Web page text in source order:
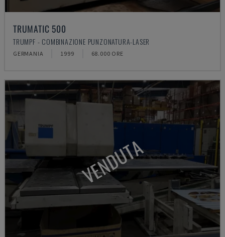
TRUMATIC 500
TRUMPF - COMBINAZIONE PUNZONATURA-LASER
GERMANIA 1999 68.000 ORE
VENDUTA